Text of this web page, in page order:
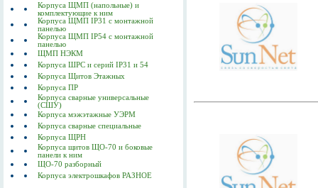
Корпуса ЩМП (напольные) и
комплектующие к ним
Корпуса ЩМП IP31 с монтажной
панелью
Корпуса ЩМП IP54 с монтажной
панелью
ЩМП НЭКМ
Корпуса ШРС и серий IP31 и 54
Корпуса Щитов Этажных
Корпуса ПР
Корпуса сварные универсальные
(СШУ)
Корпуса мэжэтажные УЭРМ
Корпуса сварные специальные
Корпуса ЩРН
Корпуса щитов ЩО-70 и боковые
панели к ним
ЩО-70 разборный
Корпуса электрошкафов РАЗНОЕ